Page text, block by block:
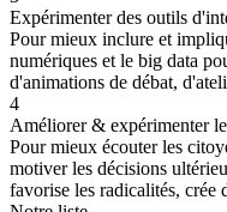
Expérimenter des outils
Pour mieux inclure et
numériques et le big data
d'animations de débat,
4
Améliorer & expérimenter
Pour mieux écouter les
motiver les décisions
favorise les radicalités, crée